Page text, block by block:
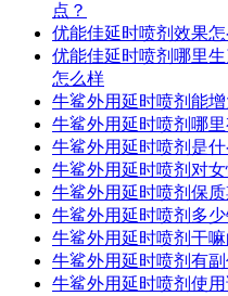
点？
优能佳延时喷剂效果
优能佳延时喷剂哪里
怎么样
牛鲨外用延时喷剂能
牛鲨外用延时喷剂哪
牛鲨外用延时喷剂是什
牛鲨外用延时喷剂对
牛鲨外用延时喷剂保质
牛鲨外用延时喷剂多
牛鲨外用延时喷剂干嘛
牛鲨外用延时喷剂有
牛鲨外用延时喷剂使用